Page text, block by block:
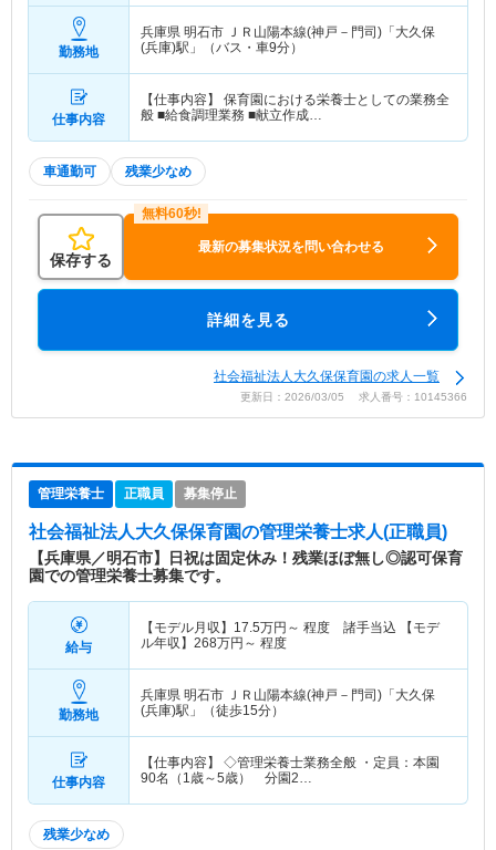
勤務地
兵庫県 明石市 ＪＲ山陽本線(神戸－門司)「大久保
(兵庫)駅」（バス・車9分）
仕事内容
【仕事内容】 保育園における栄養士としての業務全
般 ■給食調理業務 ■献立作成…
車通勤可 残業少なめ
保存する
最新の募集状況を問い合わせる
詳細を見る
社会福祉法人大久保保育園の求人一覧
更新日：2026/03/05 求人番号：10145366
管理栄養士 正職員 募集停止
社会福祉法人大久保保育園の管理栄養士求人(正職員)
【兵庫県／明石市】日祝は固定休み！残業ほぼ無し◎認可保育
園での管理栄養士募集です。
給与
【モデル月収】 17.5万円～ 程度 諸手当込 【モデ
ル年収】 268万円～ 程度
勤務地
兵庫県 明石市 ＪＲ山陽本線(神戸－門司)「大久保
(兵庫)駅」（徒歩15分）
仕事内容
【仕事内容】 ◇管理栄養士業務全般 ・定員：本園
90名（1歳～5歳） 分園2…
残業少なめ